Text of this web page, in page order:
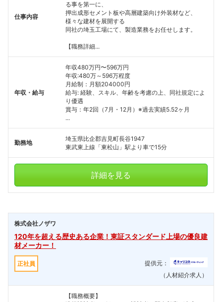
仕事内容
る事を第一に、
押出成形セメント板や高層建築向け外装材など、
様々な建材を展開する
同社の埼玉工場にて、製造業務をお任せします。
【職務詳細...
年収・給与
年収480万円〜596万円
年収:480万～596万程度
月給制：月額204000円
給与: 経験、スキル、年齢を考慮の上、同社規定によ
り優遇
賞与：年2回（7月・12月）※過去実績5.52ヶ月
...
勤務地
埼玉県比企郡吉見町長谷1947
東武東上線「東松山」駅より車で15分
詳細を見る
株式会社ノザワ
120年を超える歴史ある企業！東証スタンダード上場の優良建
材メーカー！
正社員
提供元：
（人材紹介求人）
【職務概要】